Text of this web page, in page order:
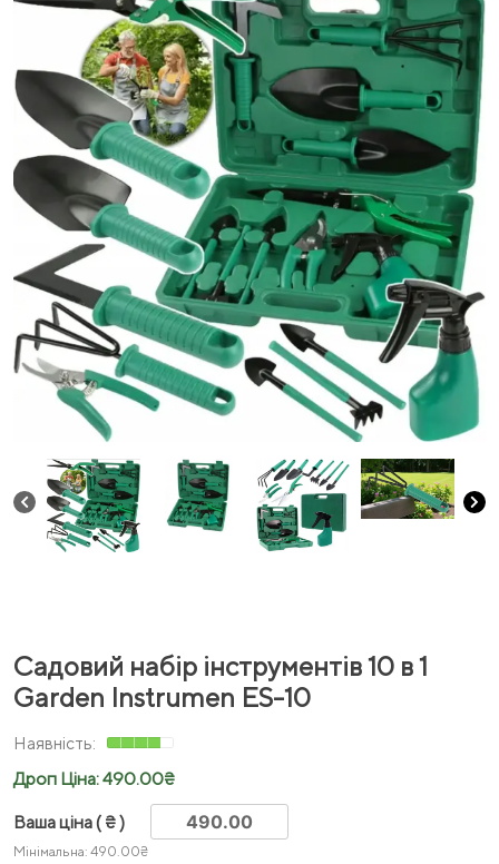
Садовий набір інструментів 10 в 1
Garden Instrumen ES-10
Дроп Ціна:490.00₴
Ваша ціна( ₴ )
Мінімальна: 490.00₴